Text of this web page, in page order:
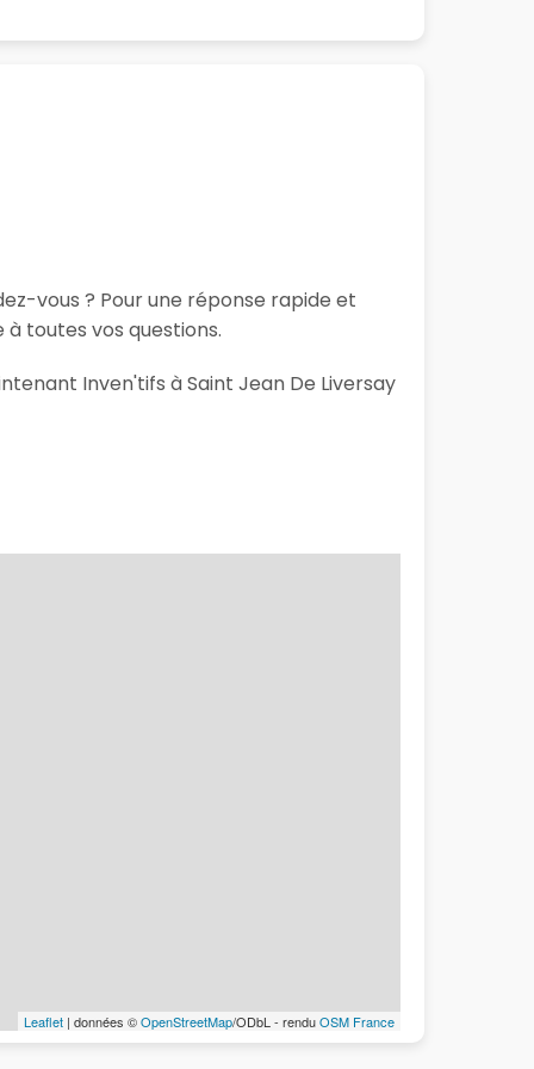
vous ? Pour une réponse rapide et
toutes vos questions.
Inven'tifs à Saint Jean De Liversay
Leaflet | données ©OpenStreetMap/ODbL - renduOSM France